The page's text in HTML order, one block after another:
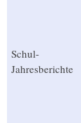
Schul-
Jahresberichte